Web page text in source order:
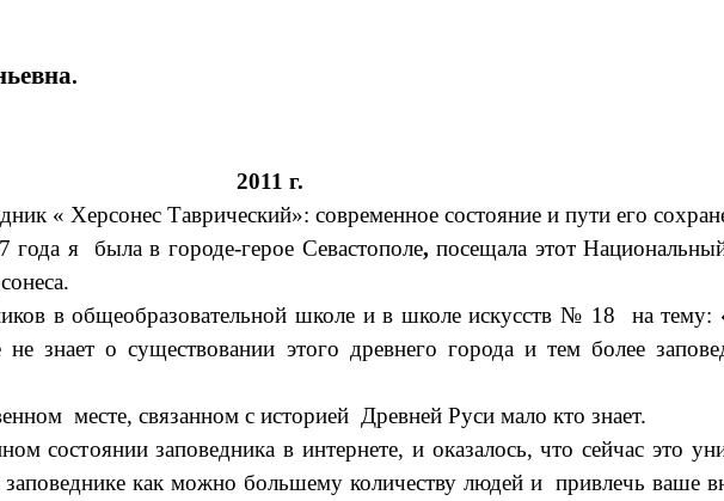
2011 г.
« Херсонес Таврический»: современное состояние и пути его
я была в городе-герое Севастополе, посещала этот
общеобразовательной школе и в школе искусств № 18 на тему:
знает о существовании этого древнего города и тем более
месте, связанном с историей Древней Руси мало кто знает.
заповедника в интернете, и оказалось, что сейчас это
заповеднике как можно большему количеству людей и привлечь ваше